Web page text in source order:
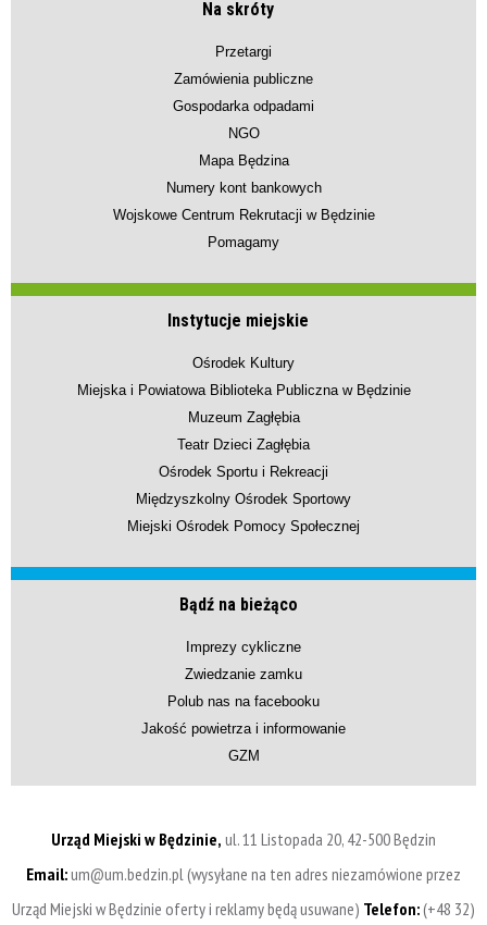
Na skróty
Przetargi
Zamówienia publiczne
Gospodarka odpadami
NGO
Mapa Będzina
Numery kont bankowych
Wojskowe Centrum Rekrutacji w Będzinie
Pomagamy
Instytucje miejskie
Ośrodek Kultury
Miejska i Powiatowa Biblioteka Publiczna w Będzinie
Muzeum Zagłębia
Teatr Dzieci Zagłębia
Ośrodek Sportu i Rekreacji
Międzyszkolny Ośrodek Sportowy
Miejski Ośrodek Pomocy Społecznej
Bądź na bieżąco
Imprezy cykliczne
Zwiedzanie zamku
Polub nas na facebooku
Jakość powietrza i informowanie
GZM
Urząd Miejski w Będzinie, ul. 11 Listopada 20, 42-500 Będzin
Email:um@um.bedzin.pl (wysyłane na ten adres niezamówione przez
Urząd Miejski w Będzinie oferty i reklamy będą usuwane) Telefon:(+48 32)